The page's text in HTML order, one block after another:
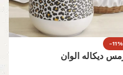
-11%
ديكاله الوان